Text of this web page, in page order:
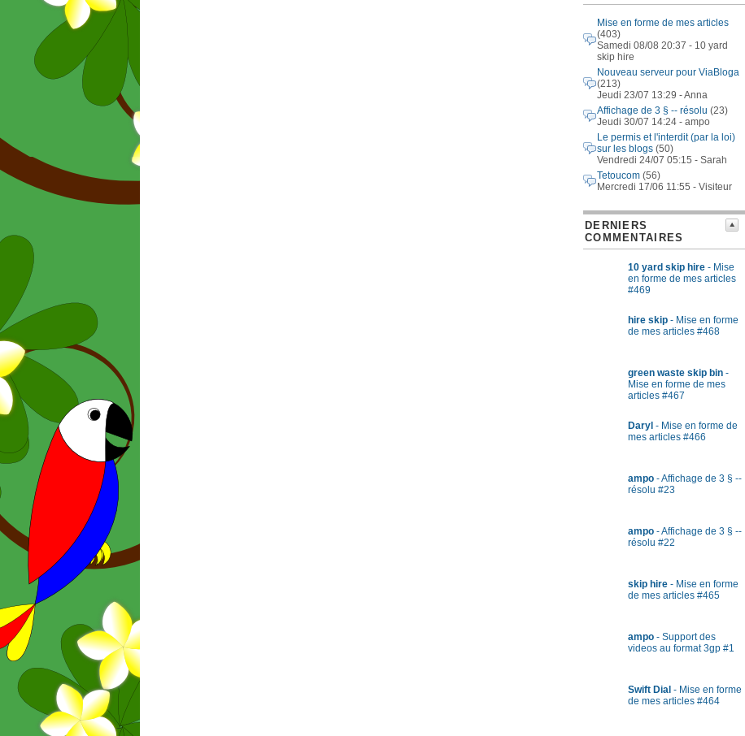
Mise en forme de mes articles
(403)
Samedi 08/08 20:37 - 10 yard
skip hire
Nouveau serveur pour ViaBloga
(213)
Jeudi 23/07 13:29 - Anna
Affichage de 3 § -- résolu (23)
Jeudi 30/07 14:24 - ampo
Le permis et l'interdit (par la loi)
sur les blogs (50)
Vendredi 24/07 05:15 - Sarah
Tetoucom (56)
Mercredi 17/06 11:55 - Visiteur
DERNIERS
COMMENTAIRES
10 yard skip hire - Mise
en forme de mes articles
#469
hire skip - Mise en forme
de mes articles #468
green waste skip bin -
Mise en forme de mes
articles #467
Daryl - Mise en forme de
mes articles #466
ampo - Affichage de 3 § --
résolu #23
ampo - Affichage de 3 § --
résolu #22
skip hire - Mise en forme
de mes articles #465
ampo - Support des
videos au format 3gp #1
Swift Dial - Mise en forme
de mes articles #464